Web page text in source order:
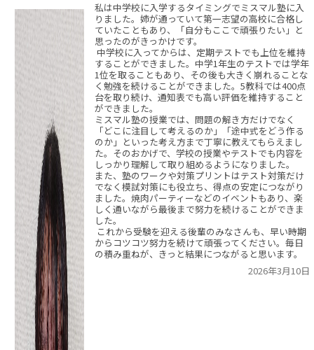
私は中学校に入学するタイミングでミスマル塾に入
りました。姉が通っていて第一志望の高校に合格し
ていたこともあり、「自分もここで頑張りたい」と
思ったのがきっかけです。
中学校に入ってからは、定期テストでも上位を維持
することができました。中学1年生のテストでは学年
1位を取ることもあり、その後も大きく崩れることな
く勉強を続けることができました。5教科では400点
台を取り続け、通知表でも高い評価を維持すること
ができました。
ミスマル塾の授業では、問題の解き方だけでなく
「どこに注目して考えるのか」「途中式をどう作る
のか」といった考え方まで丁寧に教えてもらえまし
た。そのおかげで、学校の授業やテストでも内容を
しっかり理解して取り組めるようになりました。
また、塾のワークや対策プリントはテスト対策だけ
でなく模試対策にも役立ち、得点の安定につながり
ました。焼肉パーティーなどのイベントもあり、楽
しく通いながら最後まで努力を続けることができま
した。
これから受験を迎える後輩のみなさんも、早い時期
からコツコツ努力を続けて頑張ってください。毎日
の積み重ねが、きっと結果につながると思います。
2026年3月10日